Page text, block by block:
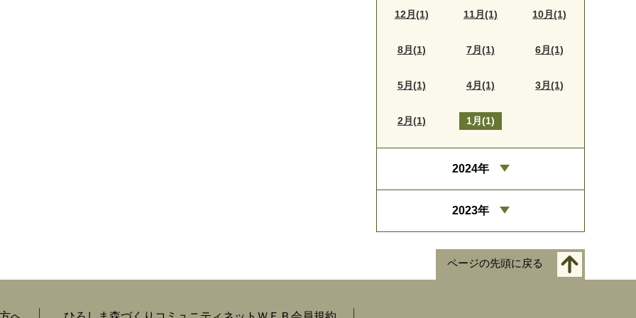
12月(1) 11月(1) 10月(1)
8月(1) 7月(1) 6月(1)
5月(1) 4月(1) 3月(1)
2月(1) 1月(1)
2024年
2023年
ページの先頭に戻る